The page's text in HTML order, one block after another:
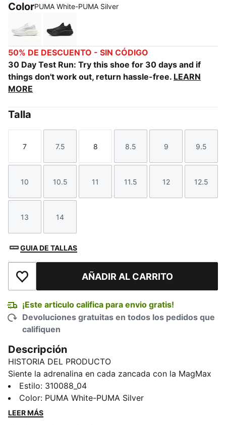
ColorPUMA White-PUMA Silver
PUMA White-PUMA Silver
PUMA Black-Galactic Gray
50% DE DESCUENTO - SIN CÓDIGO
30 Day Test Run: Try this shoe for 30 days and if
things don't work out, return hassle-free. LEARN
MORE
Talla
Talla
7
Talla
7.5
Talla
8
Talla
8.5
Talla
9
Talla
9.5
Talla
10
Talla
10.5
Talla
11
Talla
11.5
Talla
12
Talla
12.5
Talla
13
Talla
14
GUIA DE TALLAS
Añadir a la lista de deseosAÑADIR AL CARRITO
¡Este articulo califica para envio gratis!
Devoluciones gratuitas en todos los pedidos que
califiquen
Descripción
HISTORIA DEL PRODUCTO
Siente la adrenalina en cada zancada con la MagMax
NITRO™. Con una impresionante cantidad de
tecnología NITROFOAM™ de vanguardia, estas
zapatillas te impulsarán sin esfuerzo de un kilómetro a
Estilo: 310088_04
Color: PUMA White-PUMA Silver
LEER MÁS